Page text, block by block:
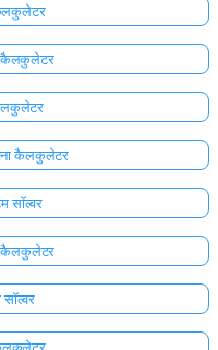
कैलकुलेटर
कैलकुलेटर
कैलकुलेटर
सॉल्वर
कैलकुलेटर